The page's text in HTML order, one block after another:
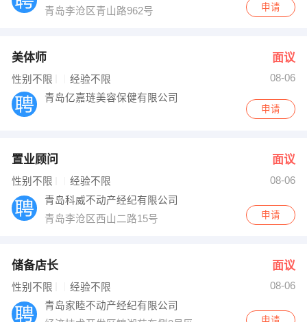
青岛李沧区青山路962号
申请
美体师 面议
性别不限 经验不限
08-06
青岛亿嘉琏美容保健有限公司
申请
置业顾问 面议
性别不限 经验不限
08-06
青岛科威不动产经纪有限公司
青岛李沧区西山二路15号
申请
储备店长 面议
性别不限 经验不限
08-06
青岛家睦不动产经纪有限公司